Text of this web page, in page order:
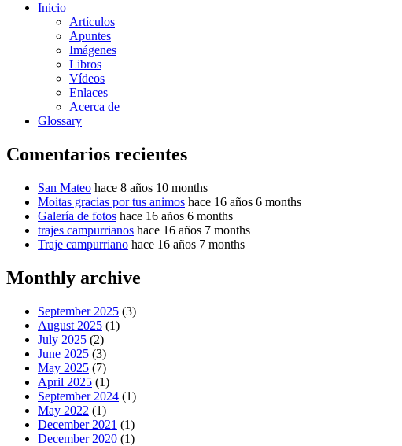
Inicio
Artículos
Apuntes
Imágenes
Libros
Vídeos
Enlaces
Acerca de
Glossary
Comentarios recientes
San Mateo hace 8 años 10 months
Moitas gracias por tus animos hace 16 años 6 months
Galería de fotos hace 16 años 6 months
trajes campurrianos hace 16 años 7 months
Traje campurriano hace 16 años 7 months
Monthly archive
September 2025 (3)
August 2025 (1)
July 2025 (2)
June 2025 (3)
May 2025 (7)
April 2025 (1)
September 2024 (1)
May 2022 (1)
December 2021 (1)
December 2020 (1)